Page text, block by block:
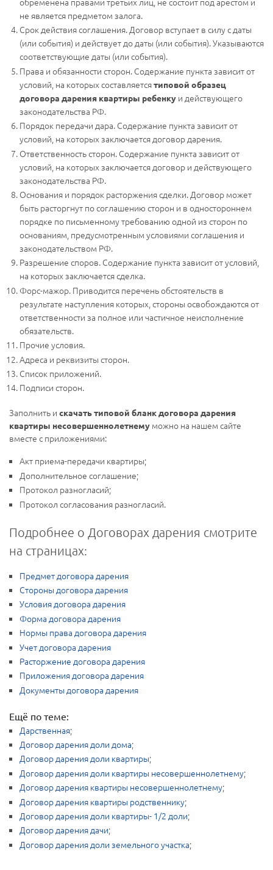
не является предметом залога.
Срок действия соглашения. Договор вступает в силу с даты
(или события) и действует до даты (или события). Указываются
соответствующие даты (или события).
Права и обязанности сторон. Содержание пункта зависит от
условий, на которых составляетсятиповой образец
договора дарения квартиры ребенку и действующего
законодательства РФ.
Порядок передачи дара. Содержание пункта зависит от
условий, на которых заключается договор дарения.
Ответственность сторон. Содержание пункта зависит от
условий, на которых заключается договор и действующего
законодательства РФ.
Основания и порядок расторжения сделки. Договор может
быть расторгнут по соглашению сторон и в одностороннем
порядке по письменному требованию одной из сторон по
основаниям, предусмотренным условиями соглашения и
законодательством РФ.
Разрешение споров. Содержание пункта зависит от условий,
на которых заключается сделка.
Форс-мажор. Приводится перечень обстоятельств в
результате наступления которых, стороны освобождаются от
ответственности за полное или частичное неисполнение
обязательств.
Прочие условия.
Адреса и реквизиты сторон.
Список приложений.
Подписи сторон.
Заполнить и скачать типовой бланк договора дарения
квартиры несовершеннолетнему можно на нашем сайте
вместе с приложениями:
Акт приема-передачи квартиры;
Дополнительное соглашение;
Протокол разногласий;
Протокол согласования разногласий.
Подробнее о Договорах дарения смотрите
на страницах:
Предмет договора дарения
Стороны договора дарения
Условия договора дарения
Форма договора дарения
Нормы права договора дарения
Учет договора дарения
Расторжение договора дарения
Приложения договора дарения
Документы договора дарения
Ещё по теме:
Дарственная;
Договор дарения доли дома;
Договор дарения доли квартиры;
Договор дарения доли квартиры несовершеннолетнему;
Договор дарения квартиры несовершеннолетнему;
Договор дарения квартиры родственнику;
Договор дарения доли квартиры- 1/2 доли;
Договор дарения дачи;
Договор дарения доли земельного участка;